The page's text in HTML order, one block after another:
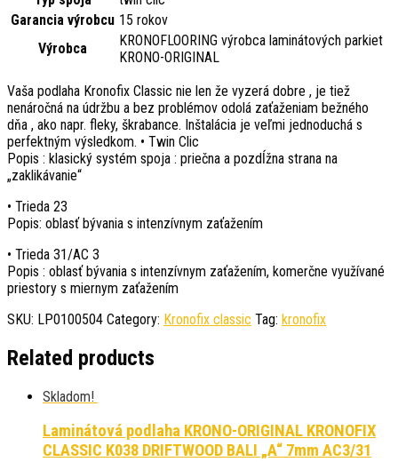
Garancia výrobcu 15 rokov
Výrobca
KRONOFLOORING výrobca laminátových parkiet
KRONO-ORIGINAL
Vaša podlaha Kronofix Classic nie len že vyzerá dobre , je tiež
nenáročná na údržbu a bez problémov odolá zaťaženiam bežného
dňa , ako napr. fleky, škrabance. Inštalácia je veľmi jednoduchá s
perfektným výsledkom. • Twin Clic
Popis : klasický systém spoja : priečna a pozdĺžna strana na
„zaklikávanie“
• Trieda 23
Popis: oblasť bývania s intenzívnym zaťažením
• Trieda 31/AC 3
Popis : oblasť bývania s intenzívnym zaťažením, komerčne využívané
priestory s miernym zaťažením
SKU: LP0100504 Category: Kronofix classic Tag: kronofix
Related products
Skladom!
Laminátová podlaha KRONO-ORIGINAL KRONOFIX
CLASSIC K038 DRIFTWOOD BALI „A“ 7mm AC3/31